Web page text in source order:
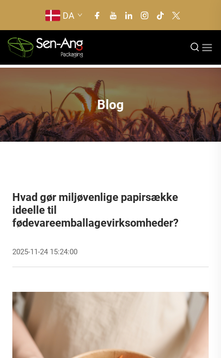
DA
Blog
Hvad gør miljøvenlige papirsække
ideelle til
fødevareemballagevirksomheder?
2025-11-24 15:24:00